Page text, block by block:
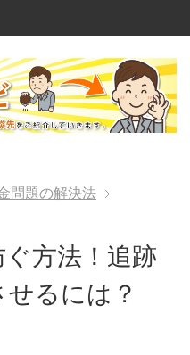
問題の解決法
方法！追跡
るには？